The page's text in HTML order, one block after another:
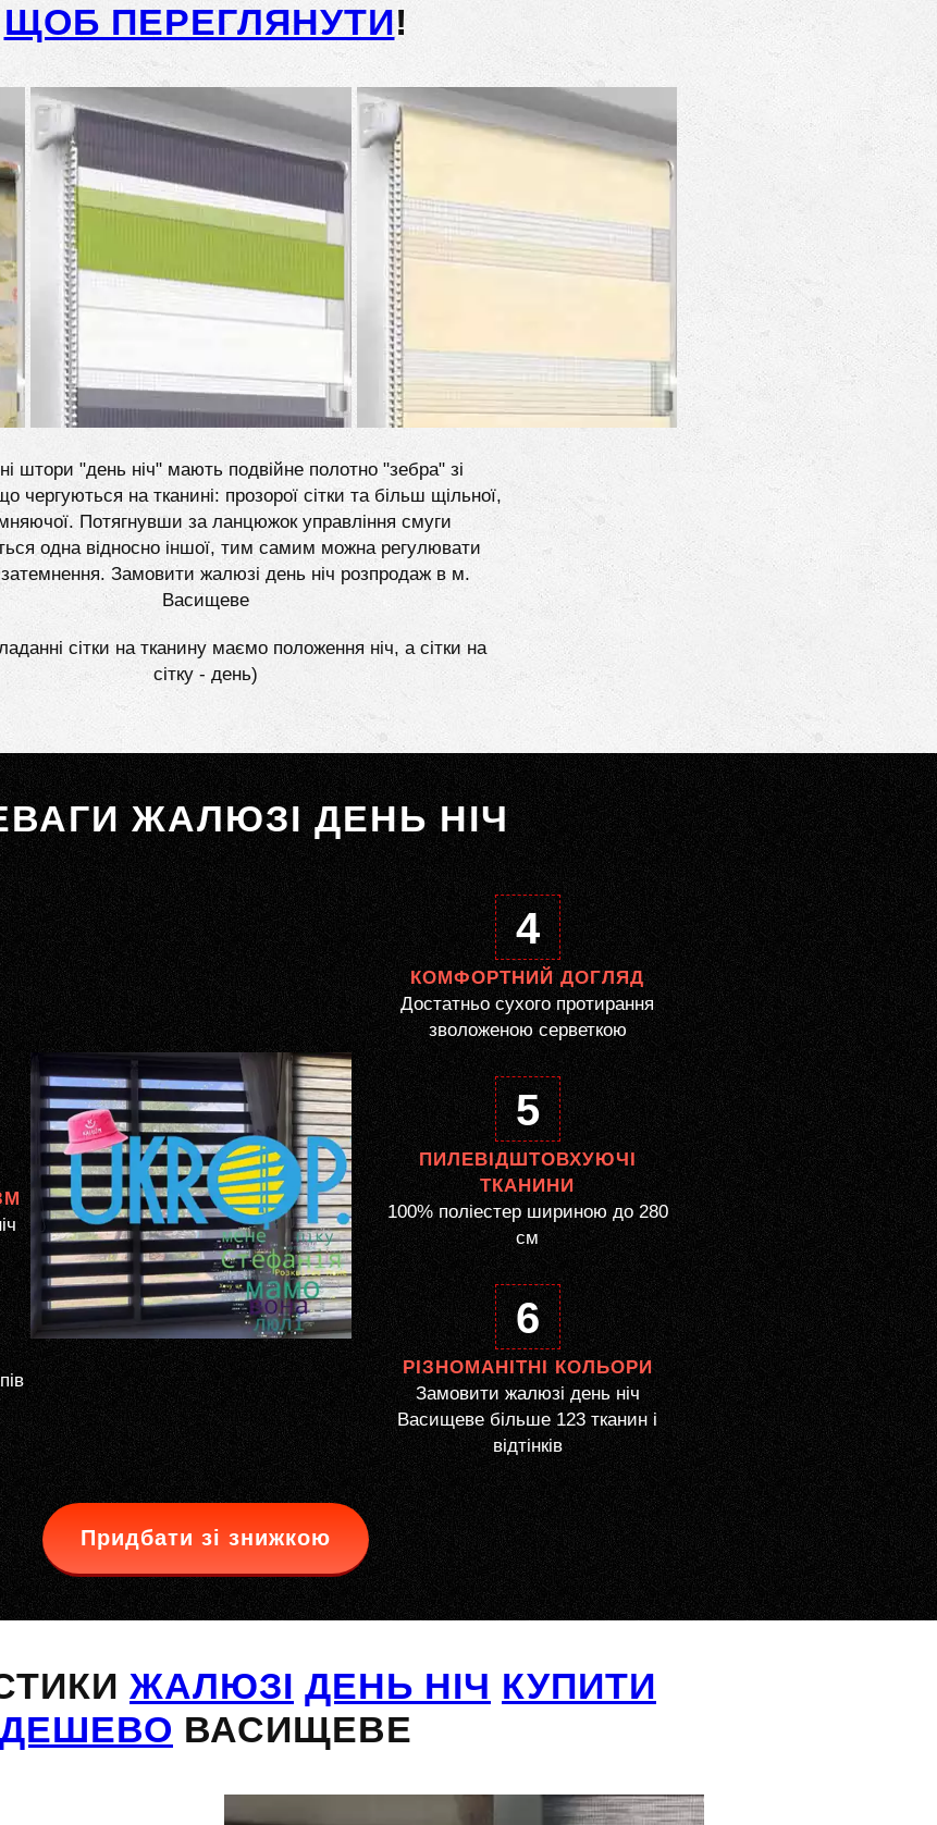
ЩОБ ПЕРЕГЛЯНУТИ!
штори "день ніч" мають подвійне полотно "зебра" зі
чергуються на тканині: прозорої сітки та більш щільної,
Потягнувши за ланцюжок управління смуги
одна відносно іншої, тим самим можна регулювати
затемнення. Замовити жалюзі день ніч розпродаж в м.
Васищеве
сітки на тканину маємо положення ніч, а сітки на
сітку - день)
ЖАЛЮЗІ ДЕНЬ НІЧ
4
КОМФОРТНИЙ ДОГЛЯД
Достатньо сухого протирання
зволоженою серветкою
5
ПИЛЕВІДШТОВХУЮЧІ
ТКАНИНИ
100% поліестер шириною до 280
см
6
РІЗНОМАНІТНІ КОЛЬОРИ
Замовити жалюзі день ніч
Васищеве більше 123 тканин і
відтінків
Придбати зі знижкою
ЖАЛЮЗІ ДЕНЬ НІЧ КУПИТИ
ДЕШЕВО ВАСИЩЕВЕ